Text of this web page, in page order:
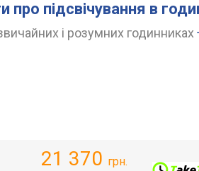
підсвічування в
і розумних годинниках
21 370 грн.